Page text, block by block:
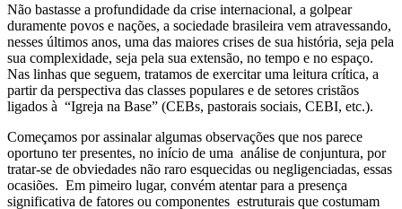
Não bastasse a profundidade da crise internacional, a golpear
duramente povos e nações, a sociedade brasileira vem atravessando,
nesses últimos anos, uma das maiores crises de sua história, seja pela
sua complexidade, seja pela sua extensão, no tempo e no espaço.
Nas linhas que seguem, tratamos de exercitar uma leitura crítica, a
partir da perspectiva das classes populares e de setores cristãos
ligados à “Igreja na Base” (CEBs, pastorais sociais, CEBI, etc.).
Começamos por assinalar algumas observações que nos parece
oportuno ter presentes, no início de uma análise de conjuntura, por
tratar-se de obviedades não raro esquecidas ou negligenciadas, essas
ocasiões. Em pimeiro lugar, convém atentar para a presença
significativa de fatores ou componentes estruturais que costumam